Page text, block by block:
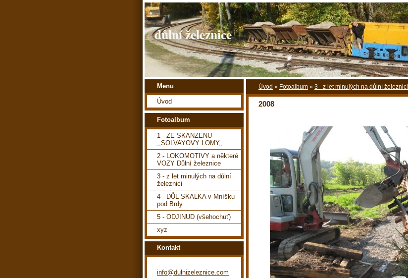
důlní železnice
Úvod » Fotoalbum » 3 - z let minulých na důlní železnici
2008
Menu
Úvod
Fotoalbum
1 - ZE SKANZENU
,,SOLVAYOVY LOMY,,
2 - LOKOMOTIVY a některé
VOZY Důlní železnice
3 - z let minulých na důlní
železnici
4 - DŮL SKALKA v Mníšku
pod Brdy
5 - ODJINUD (všehochuť)
xyz
Kontakt
info@dulnizeleznice.com